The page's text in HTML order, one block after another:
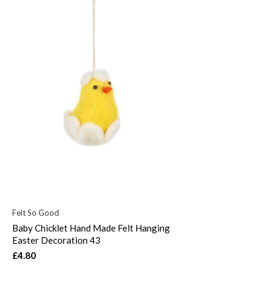
Felt So Good
Baby Chicklet Hand Made Felt Hanging
Easter Decoration 43
£4.80